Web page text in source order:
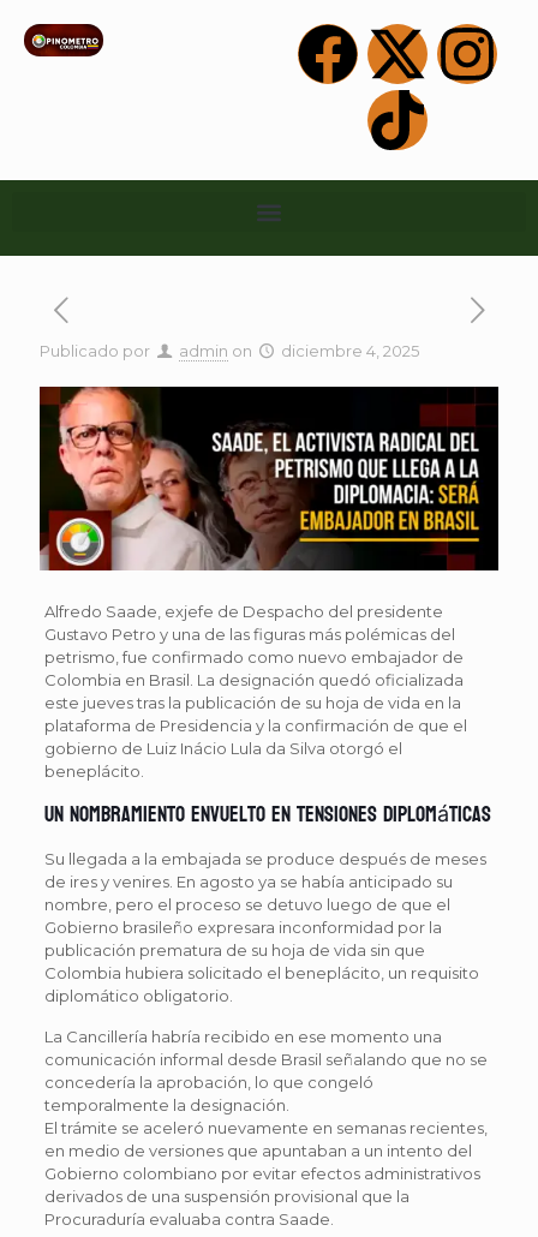
Publicado por admin on diciembre 4, 2025
Alfredo Saade, exjefe de Despacho del presidente
Gustavo Petro y una de las figuras más polémicas del
petrismo, fue confirmado como nuevo embajador de
Colombia en Brasil. La designación quedó oficializada
este jueves tras la publicación de su hoja de vida en la
plataforma de Presidencia y la confirmación de que el
gobierno de Luiz Inácio Lula da Silva otorgó el
beneplácito.
Un nombramiento envuelto en tensiones diplomáticas
Su llegada a la embajada se produce después de meses
de ires y venires. En agosto ya se había anticipado su
nombre, pero el proceso se detuvo luego de que el
Gobierno brasileño expresara inconformidad por la
publicación prematura de su hoja de vida sin que
Colombia hubiera solicitado el beneplácito, un requisito
diplomático obligatorio.
La Cancillería habría recibido en ese momento una
comunicación informal desde Brasil señalando que no se
concedería la aprobación, lo que congeló
temporalmente la designación.
El trámite se aceleró nuevamente en semanas recientes,
en medio de versiones que apuntaban a un intento del
Gobierno colombiano por evitar efectos administrativos
derivados de una suspensión provisional que la
Procuraduría evaluaba contra Saade.